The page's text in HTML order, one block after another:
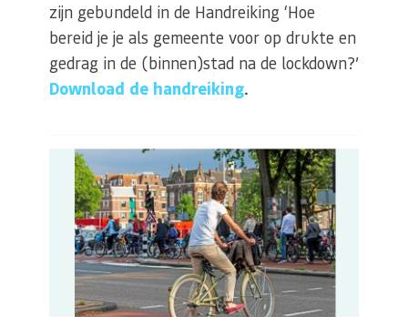
zijn gebundeld in de Handreiking ‘Hoe
bereid je je als gemeente voor op drukte en
gedrag in de (binnen)stad na de lockdown?’
Download de handreiking.